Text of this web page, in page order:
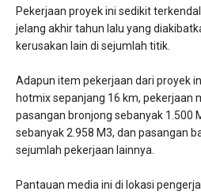
Pekerjaan proyek ini sedikit
jelang akhir tahun lalu yang
kerusakan lain di sejumlah titik.
Adapun item pekerjaan dari proyek
hotmix sepanjang 16 km, pekerjaan
pasangan bronjong sebanyak 1.500
sebanyak 2.958 M3, dan pasangan
sejumlah pekerjaan lainnya.
Pantauan media ini di lokasi